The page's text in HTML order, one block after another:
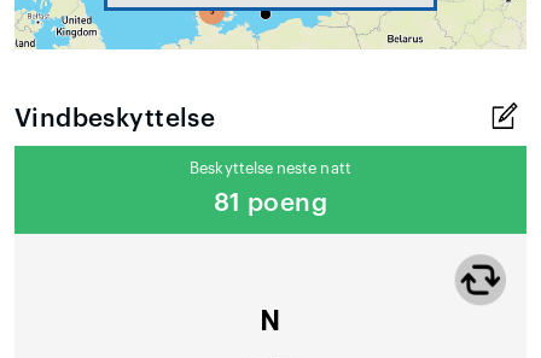
Vindbeskyttelse
Beskyttelse neste natt
81 poeng
N